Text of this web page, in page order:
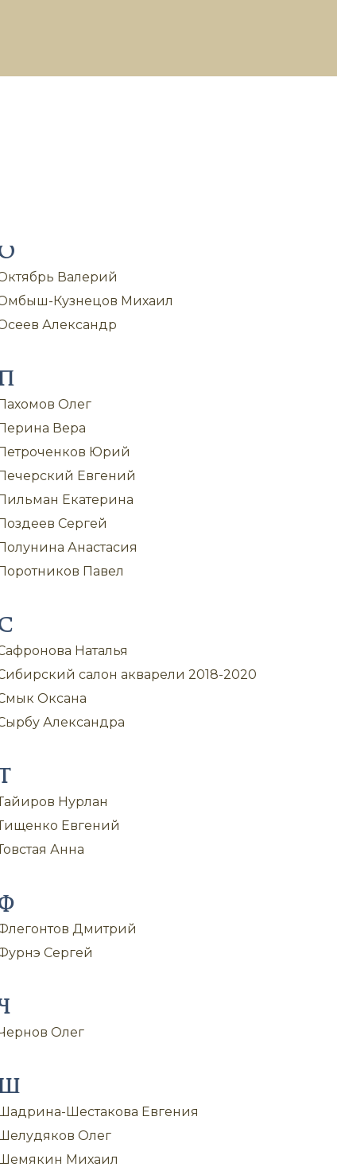
Валерий
Кузнецов Михаил
Александр
Олег
Вера
Юрий
Евгений
Екатерина
Сергей
Анастасия
Павел
Наталья
салон акварели 2018-2020
Оксана
Александра
Т
Нурлан
Евгений
Анна
Дмитрий
Сергей
Олег
Ш
Шестакова Евгения
Олег
Михаил